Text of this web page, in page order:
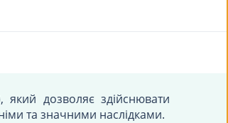
який дозволяє здійснювати
та значними наслідками.